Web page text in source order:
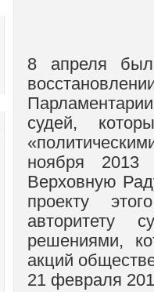
8 апреля
судей,
ноября 2013
Верховную
проекту
авторитету
решениями,
акций
21 февраля